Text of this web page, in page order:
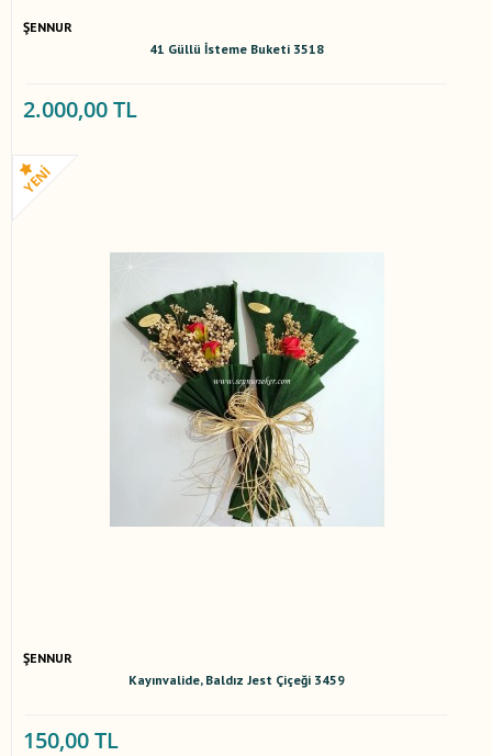
ŞENNUR
41 Güllü İsteme Buketi 3518
2.000,00 TL
ŞENNUR
Kayınvalide, Baldız Jest Çiçeği 3459
150,00 TL